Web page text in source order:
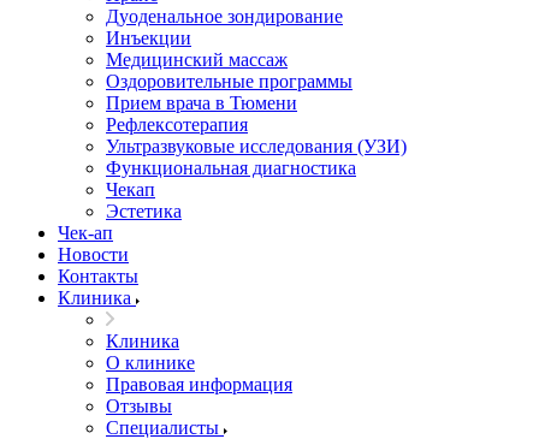
Дуоденальное зондирование
Инъекции
Медицинский массаж
Оздоровительные программы
Прием врача в Тюмени
Рефлексотерапия
Ультразвуковые исследования (УЗИ)
Функциональная диагностика
Чекап
Эстетика
Чек-ап
Новости
Контакты
Клиника
Клиника
О клинике
Правовая информация
Отзывы
Специалисты